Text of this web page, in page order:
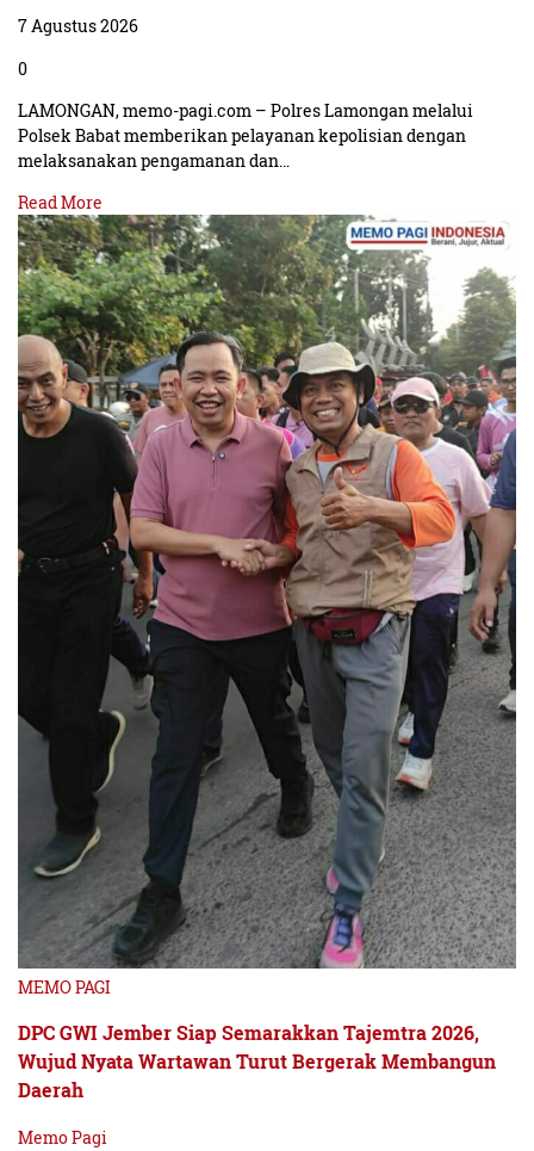
7 Agustus 2026
0
LAMONGAN, memo-pagi.com – Polres Lamongan melalui
Polsek Babat memberikan pelayanan kepolisian dengan
melaksanakan pengamanan dan…
Read More
MEMO PAGI
DPC GWI Jember Siap Semarakkan Tajemtra 2026,
Wujud Nyata Wartawan Turut Bergerak Membangun
Daerah
Memo Pagi